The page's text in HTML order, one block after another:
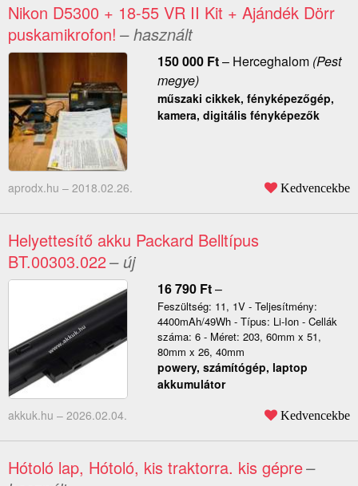
Nikon D5300 + 18-55 VR II Kit + Ajándék Dörr
puskamikrofon! – használt
150 000 Ft– Herceghalom(Pest
megye)
műszaki cikkek, fényképezőgép,
kamera, digitális fényképezők
aprodx.hu – 2018.02.26. Kedvencekbe
Helyettesítő akku Packard Belltípus
BT.00303.022– új
16 790 Ft–
Feszültség: 11, 1V - Teljesítmény:
4400mAh/49Wh - Típus: Li-Ion - Cellák
száma: 6 - Méret: 203, 60mm x 51,
80mm x 26, 40mm
powery, számítógép, laptop
akkumulátor
akkuk.hu – 2026.02.04. Kedvencekbe
Hótoló lap, Hótoló, kis traktorra. kis gépre–